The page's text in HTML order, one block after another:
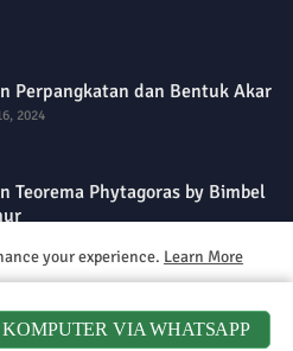
VIA WHATSAPP
Perpangkatan dan Bentuk Akar
2024
Teorema Phytagoras by Bimbel
2024
your experience. Learn More